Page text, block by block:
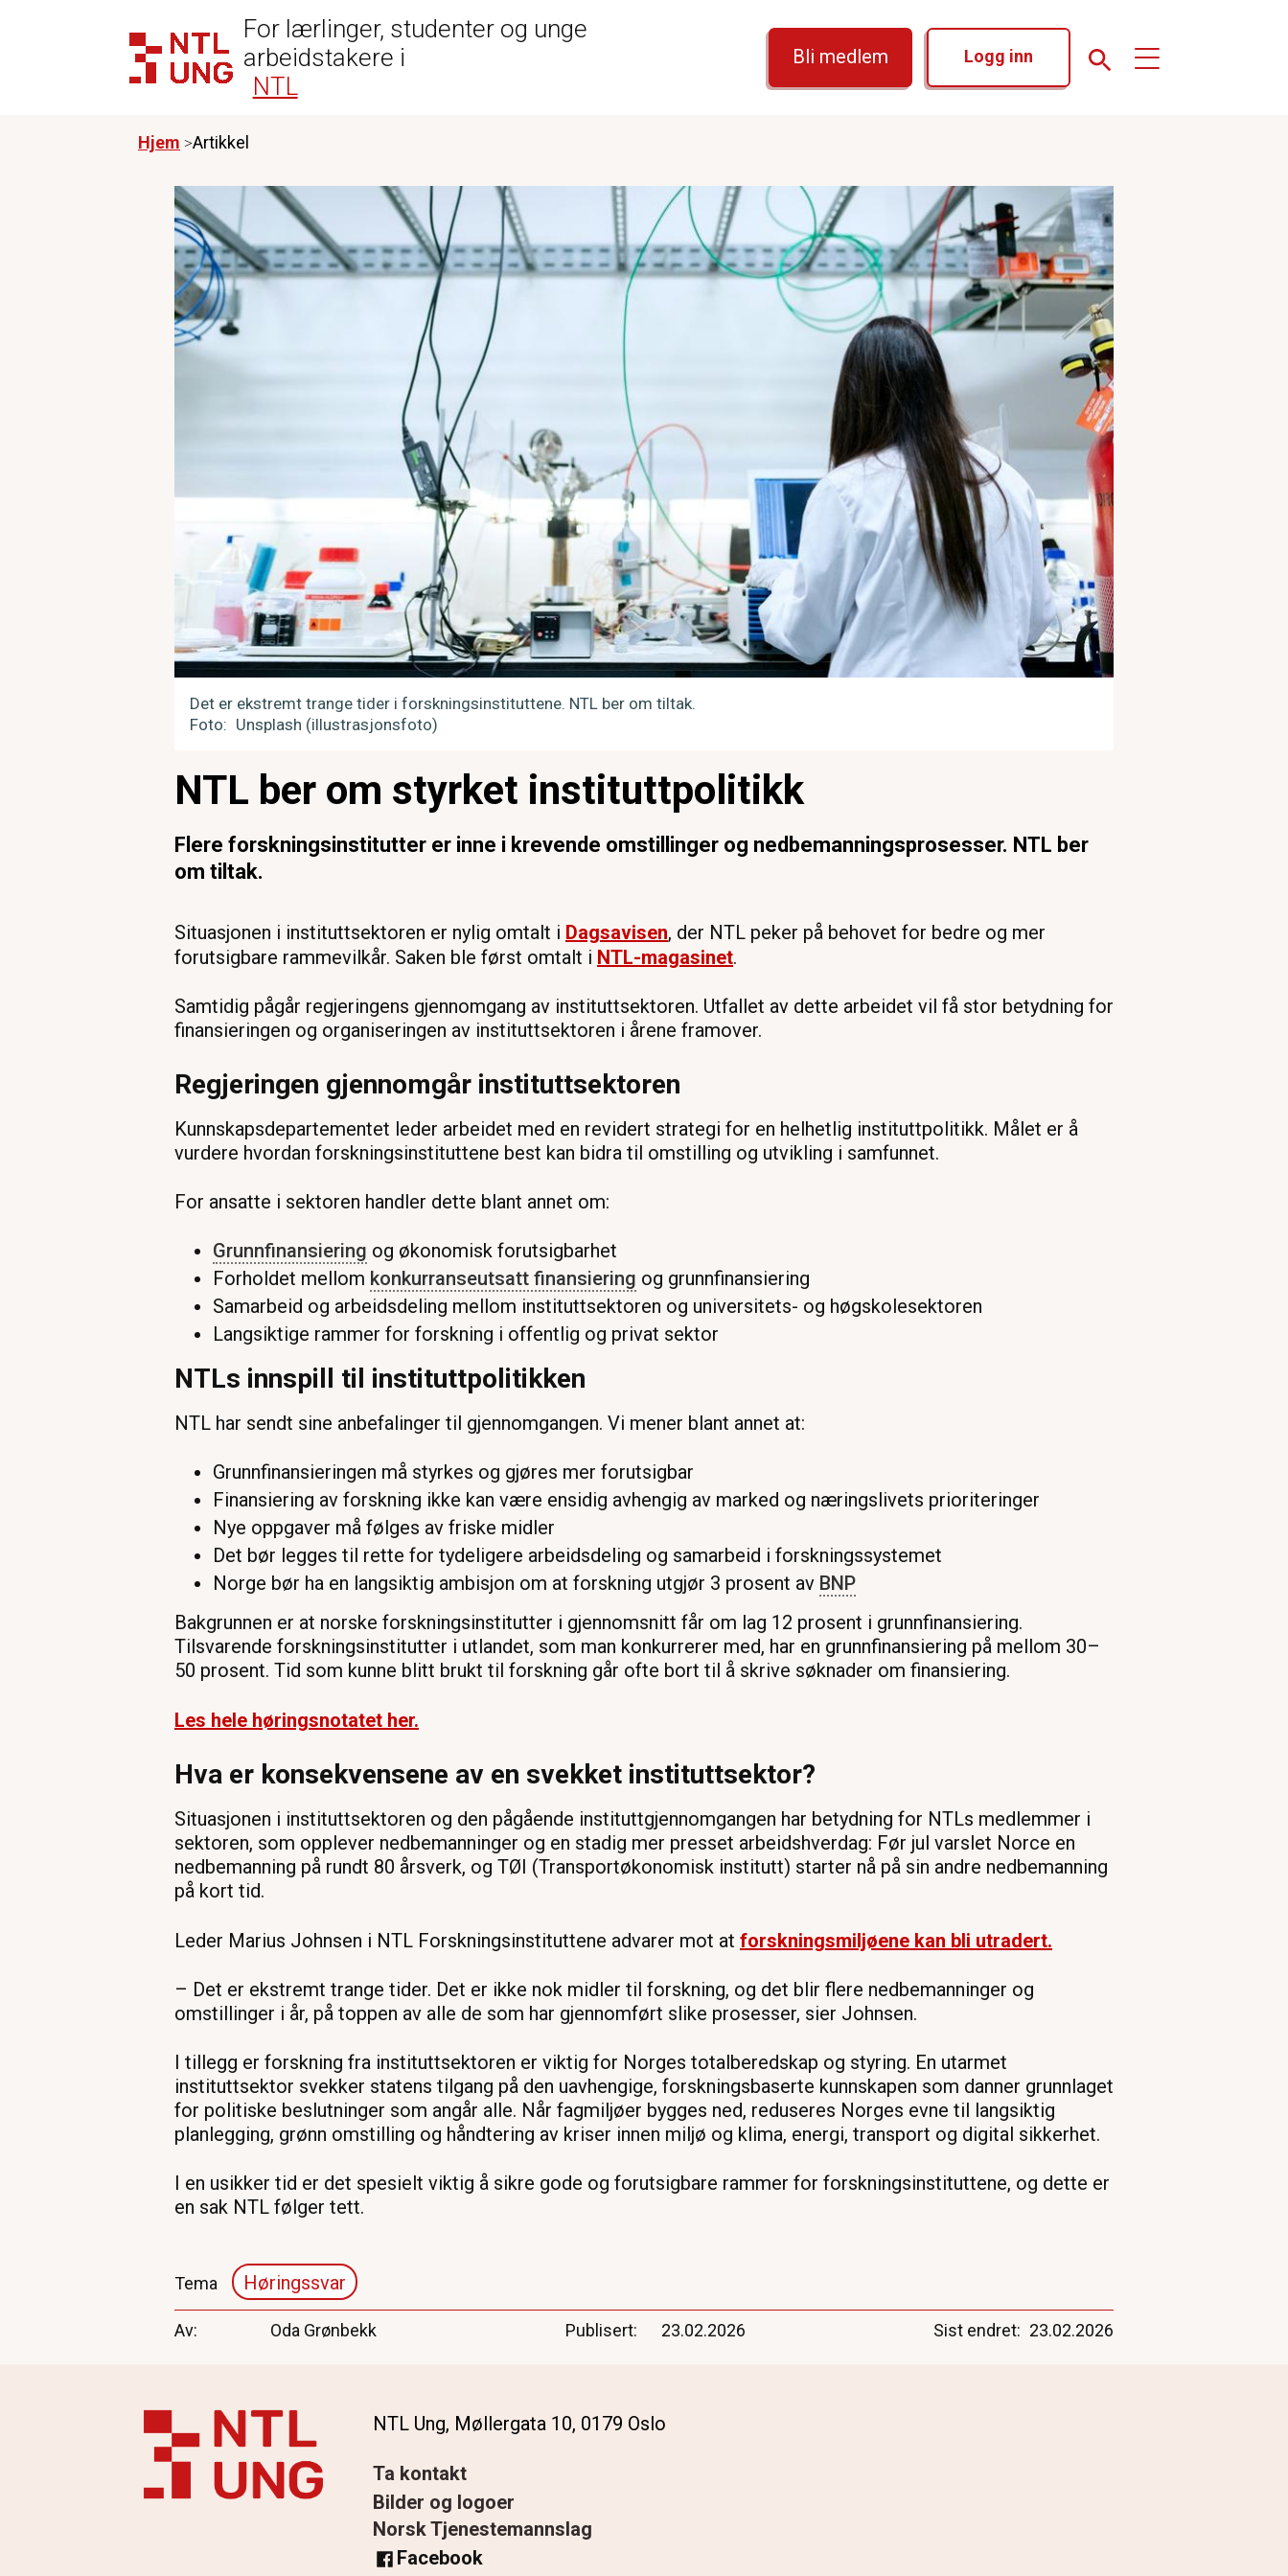
For lærlinger, studenter og unge
arbeidstakere i
NTL
Bli medlem Logg inn
Hjem Artikkel
Det er ekstremt trange tider i forskningsinstituttene. NTL ber om tiltak.
Foto
Unsplash (illustrasjonsfoto)
NTL ber om styrket instituttpolitikk
Flere forskningsinstitutter er inne i krevende omstillinger og nedbemanningsprosesser. NTL ber
om tiltak.
Situasjonen i instituttsektoren er nylig omtalt i Dagsavisen, der NTL peker på behovet for bedre og mer
forutsigbare rammevilkår. Saken ble først omtalt i NTL-magasinet.
Samtidig pågår regjeringens gjennomgang av instituttsektoren. Utfallet av dette arbeidet vil få stor betydning for
finansieringen og organiseringen av instituttsektoren i årene framover.
Regjeringen gjennomgår instituttsektoren
Kunnskapsdepartementet leder arbeidet med en revidert strategi for en helhetlig instituttpolitikk. Målet er å
vurdere hvordan forskningsinstituttene best kan bidra til omstilling og utvikling i samfunnet.
For ansatte i sektoren handler dette blant annet om:
Grunnfinansiering og økonomisk forutsigbarhet
Forholdet mellom konkurranseutsatt finansiering og grunnfinansiering
Samarbeid og arbeidsdeling mellom instituttsektoren og universitets- og høgskolesektoren
Langsiktige rammer for forskning i offentlig og privat sektor
NTLs innspill til instituttpolitikken
NTL har sendt sine anbefalinger til gjennomgangen. Vi mener blant annet at:
Grunnfinansieringen må styrkes og gjøres mer forutsigbar
Finansiering av forskning ikke kan være ensidig avhengig av marked og næringslivets prioriteringer
Nye oppgaver må følges av friske midler
Det bør legges til rette for tydeligere arbeidsdeling og samarbeid i forskningssystemet
Norge bør ha en langsiktig ambisjon om at forskning utgjør 3 prosent av BNP
Bakgrunnen er at norske forskningsinstitutter i gjennomsnitt får om lag 12 prosent i grunnfinansiering.
Tilsvarende forskningsinstitutter i utlandet, som man konkurrerer med, har en grunnfinansiering på mellom 30–
50 prosent. Tid som kunne blitt brukt til forskning går ofte bort til å skrive søknader om finansiering.
Les hele høringsnotatet her.
Hva er konsekvensene av en svekket instituttsektor?
Situasjonen i instituttsektoren og den pågående instituttgjennomgangen har betydning for NTLs medlemmer i
sektoren, som opplever nedbemanninger og en stadig mer presset arbeidshverdag: Før jul varslet Norce en
nedbemanning på rundt 80 årsverk, og TØI (Transportøkonomisk institutt) starter nå på sin andre nedbemanning
på kort tid.
Leder Marius Johnsen i NTL Forskningsinstituttene advarer mot at forskningsmiljøene kan bli utradert.
– Det er ekstremt trange tider. Det er ikke nok midler til forskning, og det blir flere nedbemanninger og
omstillinger i år, på toppen av alle de som har gjennomført slike prosesser, sier Johnsen.
I tillegg er forskning fra instituttsektoren er viktig for Norges totalberedskap og styring. En utarmet
instituttsektor svekker statens tilgang på den uavhengige, forskningsbaserte kunnskapen som danner grunnlaget
for politiske beslutninger som angår alle. Når fagmiljøer bygges ned, reduseres Norges evne til langsiktig
planlegging, grønn omstilling og håndtering av kriser innen miljø og klima, energi, transport og digital sikkerhet.
I en usikker tid er det spesielt viktig å sikre gode og forutsigbare rammer for forskningsinstituttene, og dette er
en sak NTL følger tett.
Tema Høringssvar
Av Oda Grønbekk Publisert 23.02.2026 Sist endret 23.02.2026
NTL Ung, Møllergata 10, 0179 Oslo
Ta kontakt
Bilder og logoer
Norsk Tjenestemannslag
Facebook